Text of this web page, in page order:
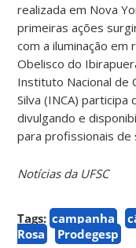
realizada em Nova
primeiras ações
com a iluminação
Obelisco do
Instituto Nacional de
Silva (INCA)
divulgando e
para profissionais de
Notícias da UFSC
Tags: campanha
Rosa
Prodegesp